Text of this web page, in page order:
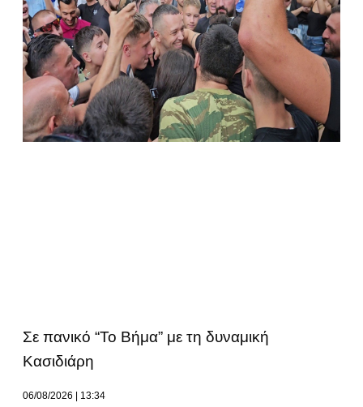
Σε πανικό “Το Βήμα” με τη δυναμική
Κασιδιάρη
06/08/2026 13:34